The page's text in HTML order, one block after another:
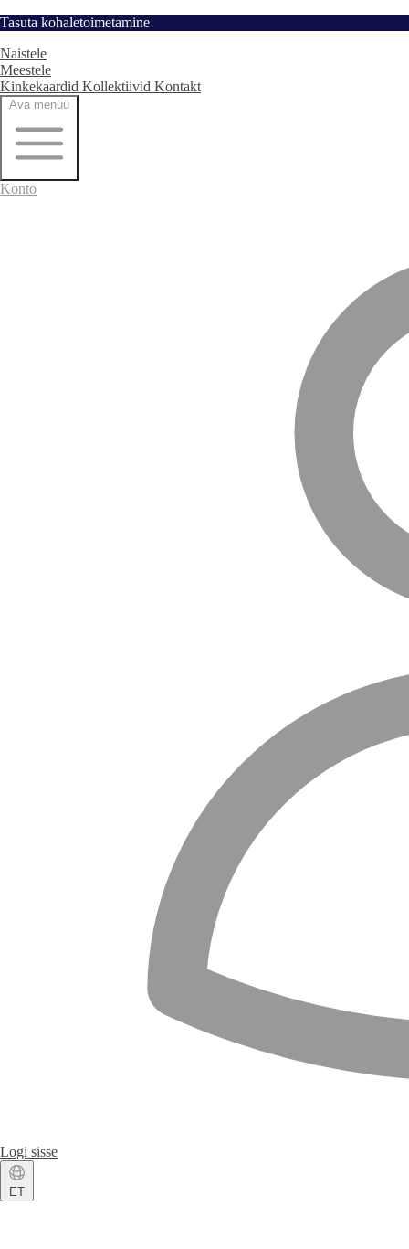
Hüppa
juurde
Tasuta kohaletoimetamine
Naistele
Meestele
Kinkekaardid Kollektiivid Kontakt
Ava menüü
Konto
Logi sisse
ET
Avaleht